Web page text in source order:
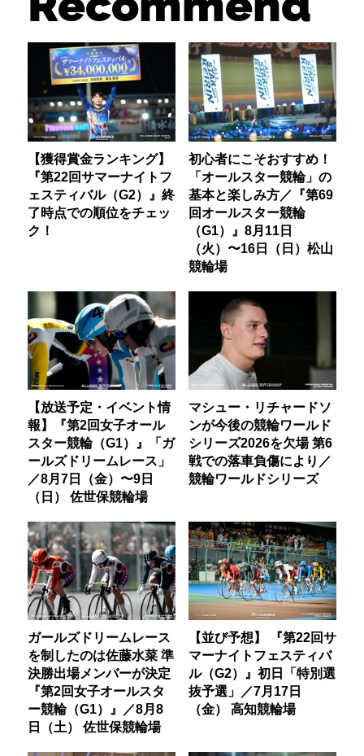
【獲得賞金ランキング】
『第22回サマーナイトフ
ェスティバル（G2）』終
了時点での順位をチェッ
ク！
初心者にこそおすすめ！
「オールスター競輪」の
基本と楽しみ方／『第69
回オールスター競輪
（G1）』8月11日
（火）〜16日（日）松山
競輪場
【放送予定・イベント情
報】『第2回女子オール
スター競輪（G1）』「ガ
ールズドリームレース」
／8月7日（金）〜9日
（日） 佐世保競輪場
マシュー・リチャードソ
ンが今後の競輪ワールド
シリーズ2026を欠場 第6
戦での落車負傷により／
競輪ワールドシリーズ
ガールズドリームレース
を制したのは佐藤水菜 準
決勝出場メンバーが決定
『第2回女子オールスタ
ー競輪（G1）』／8月8
日（土） 佐世保競輪場
【並び予想】 『第22回サ
マーナイトフェスティバ
ル（G2）』初日「特別選
抜予選」／7月17日
（金） 高知競輪場